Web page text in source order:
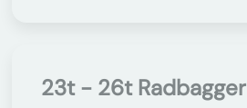
23t - 26t Radbagger